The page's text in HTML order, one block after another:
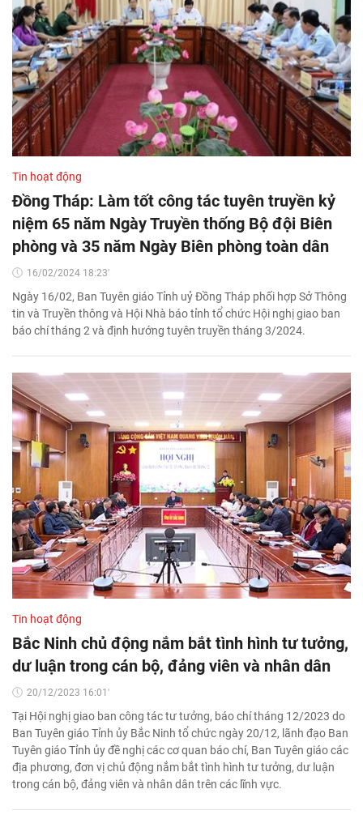
Tin hoạt động
Đồng Tháp: Làm tốt công tác tuyên truyền kỷ
niệm 65 năm Ngày Truyền thống Bộ đội Biên
phòng và 35 năm Ngày Biên phòng toàn dân
16/02/2024 18:23'
Ngày 16/02, Ban Tuyên giáo Tỉnh uỷ Đồng Tháp phối hợp Sở Thông
tin và Truyền thông và Hội Nhà báo tỉnh tổ chức Hội nghị giao ban
báo chí tháng 2 và định hướng tuyên truyền tháng 3/2024.
Tin hoạt động
Bắc Ninh chủ động nắm bắt tình hình tư tưởng,
dư luận trong cán bộ, đảng viên và nhân dân
20/12/2023 16:01'
Tại Hội nghị giao ban công tác tư tưởng, báo chí tháng 12/2023 do
Ban Tuyên giáo Tỉnh ủy Bắc Ninh tổ chức ngày 20/12, lãnh đạo Ban
Tuyên giáo Tỉnh ủy đề nghị các cơ quan báo chí, Ban Tuyên giáo các
địa phương, đơn vị chủ động nắm bắt tình hình tư tưởng, dư luận
trong cán bộ, đảng viên và nhân dân trên các lĩnh vực.